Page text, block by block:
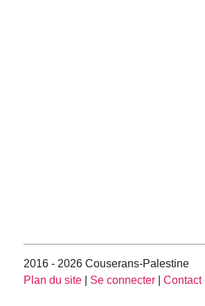
2016 - 2026 Couserans-Palestine
Plan du site| Se connecter| Contact|